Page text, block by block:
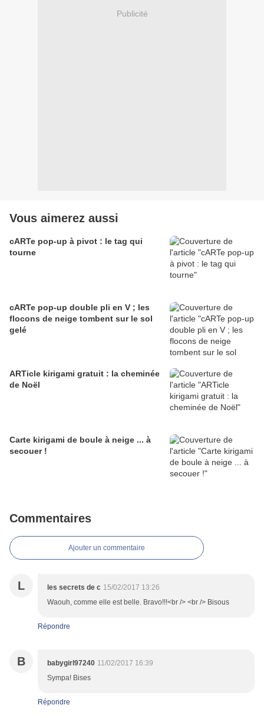
Publicité
Vous aimerez aussi
cARTe pop-up à pivot : le tag qui
tourne
cARTe pop-up double pli en V ; les
flocons de neige tombent sur le sol
gelé
ARTicle kirigami gratuit : la cheminée
de Noël
Carte kirigami de boule à neige ... à
secouer !
Commentaires
Ajouter un commentaire
L les secrets de c 15/02/2017 13:26
Waouh, comme elle est belle. Bravo!!!<br /> <br /> Bisous
Répondre
B babygirl97240 11/02/2017 16:39
Sympa! Bises
Répondre